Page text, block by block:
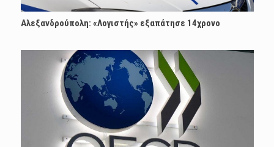
Αλεξανδρούπολη: «Λογιστής» εξαπάτησε 14χρονο